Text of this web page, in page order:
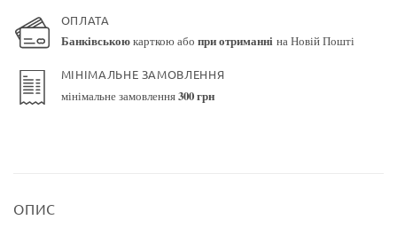
ОПЛАТА
Банківськоюкарткою або при отриманніна Новій Пошті
МІНІМАЛЬНЕ ЗАМОВЛЕННЯ
мінімальне замовлення300 грн
ОПИС